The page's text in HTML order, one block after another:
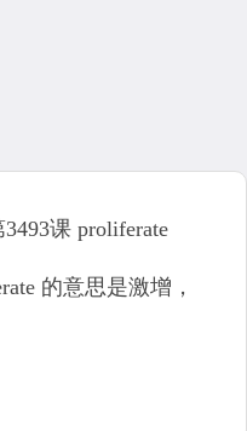
课 proliferate
的意思是激增，